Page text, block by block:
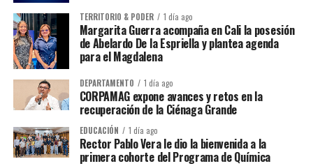
TERRITORIO & PODER 1 día ago
Margarita Guerra acompaña en Cali la posesión
de Abelardo De la Espriella y plantea agenda
para el Magdalena
DEPARTAMENTO 1 día ago
CORPAMAG expone avances y retos en la
recuperación de la Ciénaga Grande
EDUCACIÓN 1 día ago
Rector Pablo Vera le dio la bienvenida a la
primera cohorte del Programa de Química